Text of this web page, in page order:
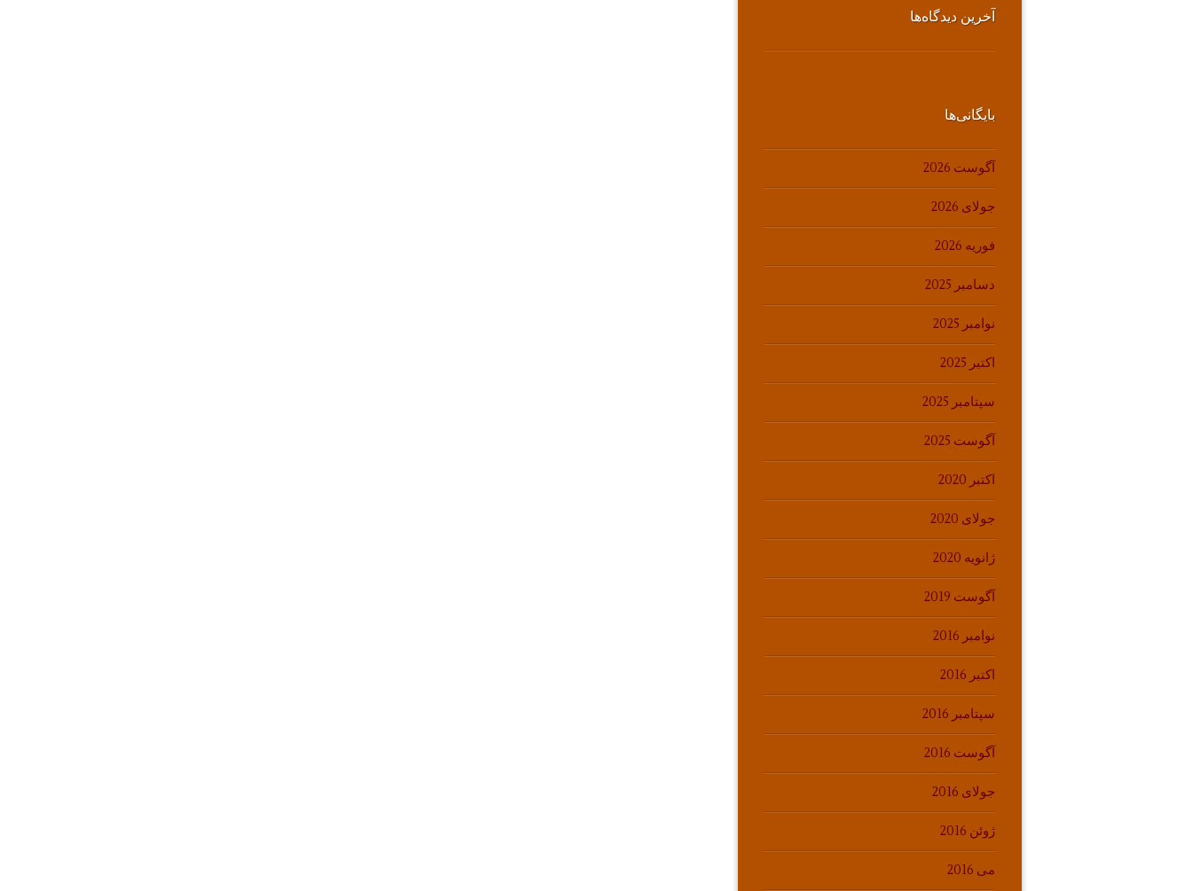
آخرین دیدگاه‌ها
بایگانی‌ها
آگوست 2026
جولای 2026
فوریه 2026
دسامبر 2025
نوامبر 2025
اکتبر 2025
سپتامبر 2025
آگوست 2025
اکتبر 2020
جولای 2020
ژانویه 2020
آگوست 2019
نوامبر 2016
اکتبر 2016
سپتامبر 2016
آگوست 2016
جولای 2016
ژوئن 2016
می 2016